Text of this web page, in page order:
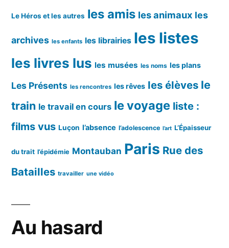
Le Héros et les autres les amis les animaux les
archives les enfants les librairies les listes
les livres lus les musées les noms les plans
Les Présents les rencontres les rêves les élèves le
train le travail en cours le voyage liste :
films vus Luçon l’absence l’adolescence l’art L’Épaisseur
du trait l’épidémie Montauban Paris Rue des
Batailles travailler une vidéo
Au hasard